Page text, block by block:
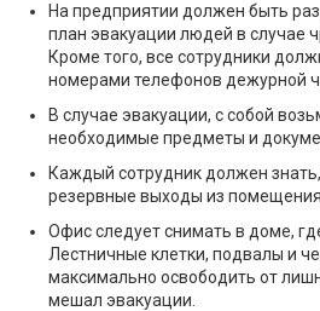
На предприятии должен быть
план эвакуации людей в случае
Кроме того, все сотрудники
номерами телефонов дежурной
В случае эвакуации, с собой
необходимые предметы и
Каждый сотрудник должен
резервные выходы из помещения.
Офис следует снимать в доме,
Лестничные клетки, подвалы и
максимально освободить от
мешал эвакуации.